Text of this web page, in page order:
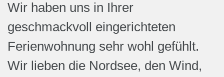
Wir haben uns in Ihrer
geschmackvoll eingerichteten
Ferienwohnung sehr wohl gefühlt.
Wir lieben die Nordsee, den Wind,